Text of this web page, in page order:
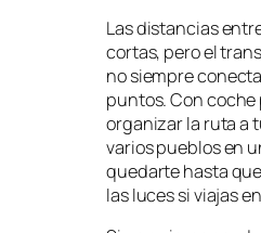
Las distancias
cortas, pero el
no siempre
puntos. Con coche
organizar la ruta a
varios pueblos en
quedarte hasta
las luces si viajas